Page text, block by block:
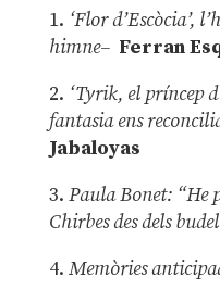
1. ‘Flor d’Escòcia’,
himne– Ferran
2. ‘Tyrik, el príncep
fantasia ens
Jabaloyas
3. Paula Bonet: “He
Chirbes des dels
4. Memòries